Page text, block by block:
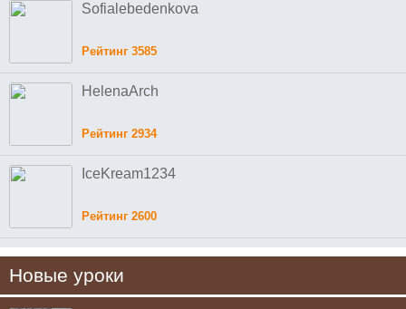
Sofialebedenkova
Рейтинг 3585
HelenaArch
Рейтинг 2934
IceKream1234
Рейтинг 2600
Новые уроки